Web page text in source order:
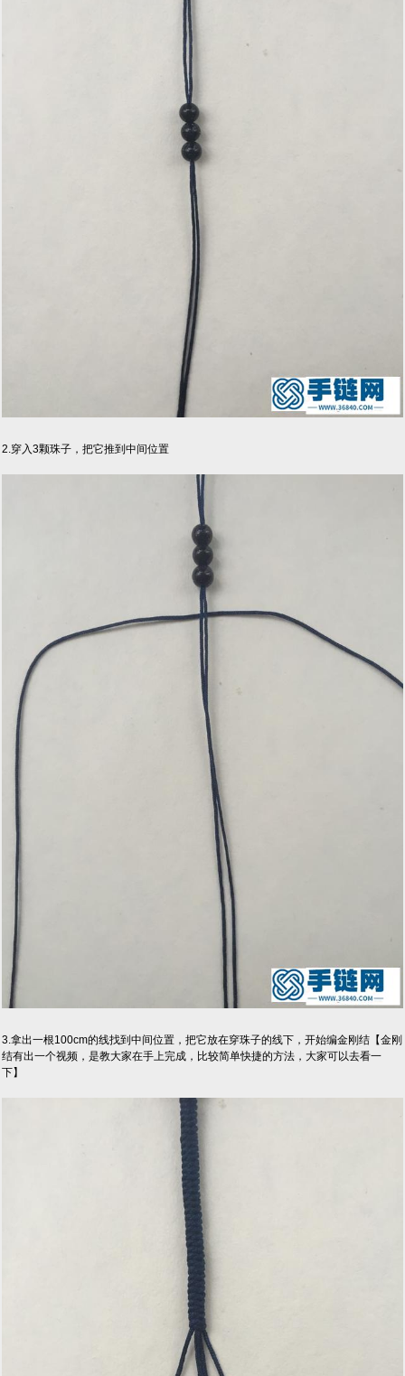
2.穿入3颗珠子，把它推到中间位置
3.拿出一根100cm的线找到中间位置，把它放在穿珠子的线下，开始编金刚结【金刚
结有出一个视频，是教大家在手上完成，比较简单快捷的方法，大家可以去看一
下】